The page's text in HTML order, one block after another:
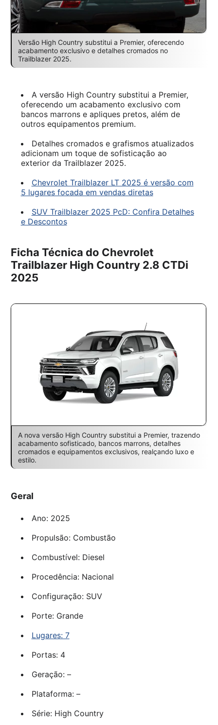
Versão High Country substitui a Premier, oferecendo
acabamento exclusivo e detalhes cromados no
Trailblazer 2025.
A versão High Country substitui a Premier,
oferecendo um acabamento exclusivo com
bancos marrons e apliques pretos, além de
outros equipamentos premium.
Detalhes cromados e grafismos atualizados
adicionam um toque de sofisticação ao
exterior da Trailblazer 2025.
Chevrolet Trailblazer LT 2025 é versão com
5 lugares focada em vendas diretas
SUV Trailblazer 2025 PcD: Confira Detalhes
e Descontos
Ficha Técnica do Chevrolet
Trailblazer High Country 2.8 CTDi
2025
A nova versão High Country substitui a Premier, trazendo
acabamento sofisticado, bancos marrons, detalhes
cromados e equipamentos exclusivos, realçando luxo e
estilo.
Geral
Ano: 2025
Propulsão: Combustão
Combustível: Diesel
Procedência: Nacional
Configuração: SUV
Porte: Grande
Lugares: 7
Portas: 4
Geração: –
Plataforma: –
Série: High Country